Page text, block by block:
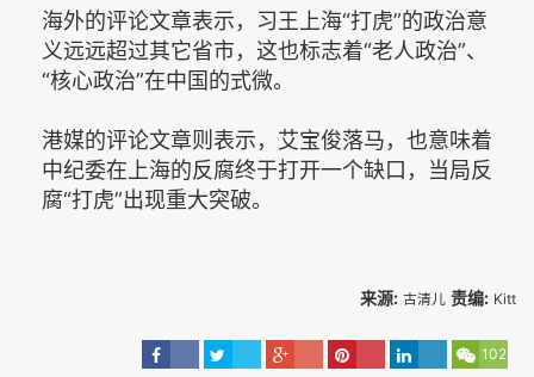
海外的评论文章表示，习王上海“打虎”的政治意
义远远超过其它省市，这也标志着“老人政治”、
“核心政治”在中国的式微。
港媒的评论文章则表示，艾宝俊落马，也意味着
中纪委在上海的反腐终于打开一个缺口，当局反
腐“打虎”出现重大突破。
来源: 古清儿 责编: Kitt
102